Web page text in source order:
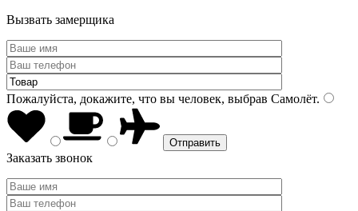
Вызвать замерщика
Пожалуйста, докажите, что вы человек, выбрав Самолёт.
Заказать звонок